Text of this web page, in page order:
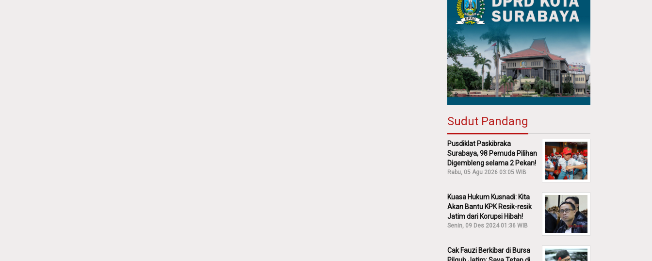
Sudut Pandang
Pusdiklat Paskibraka
Surabaya, 98 Pemuda Pilihan
Digembleng selama 2 Pekan!
Rabu, 05 Agu 2026 03:05 WIB
Kuasa Hukum Kusnadi: Kita
Akan Bantu KPK Resik-resik
Jatim dari Korupsi Hibah!
Senin, 09 Des 2024 01:36 WIB
Cak Fauzi Berkibar di Bursa